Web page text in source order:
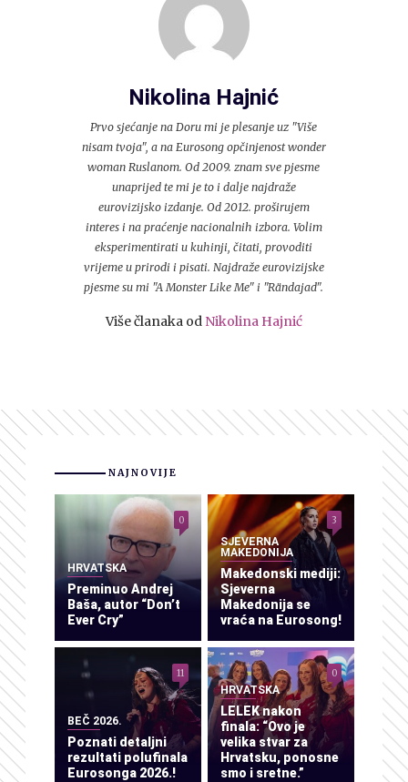
Nikolina Hajnić
Prvo sjećanje na Doru mi je plesanje uz "Više
nisam tvoja", a na Eurosong opčinjenost wonder
woman Ruslanom. Od 2009. znam sve pjesme
unaprijed te mi je to i dalje najdraže
eurovizijsko izdanje. Od 2012. proširujem
interes i na praćenje nacionalnih izbora. Volim
eksperimentirati u kuhinji, čitati, provoditi
vrijeme u prirodi i pisati. Najdraže eurovizijske
pjesme su mi "A Monster Like Me" i "Rändajad".
Više članaka od Nikolina Hajnić
NAJNOVIJE
HRVATSKA
Preminuo Andrej
Baša, autor “Don’t
Ever Cry”
0
SJEVERNA
MAKEDONIJA
Makedonski mediji:
Sjeverna
Makedonija se
vraća na Eurosong!
3
BEČ 2026.
Poznati detaljni
rezultati polufinala
Eurosonga 2026.!
11
HRVATSKA
LELEK nakon
finala: “Ovo je
velika stvar za
Hrvatsku, ponosne
smo i sretne.”
0